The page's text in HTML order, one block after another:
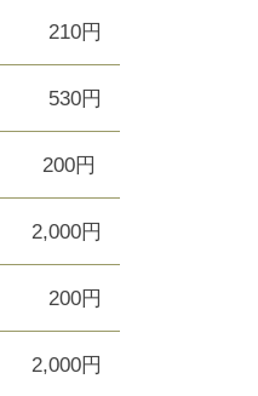
210円
530円
200円
2,000円
200円
2,000円